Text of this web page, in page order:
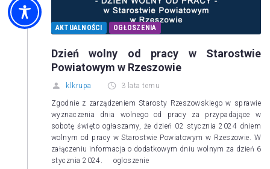
AKTUALNOŚCI OGŁOSZENIA
Dzień wolny od pracy w Starostwie
Powiatowym w Rzeszowie
klkrupa 3 lata temu
Zgodnie z zarządzeniem Starosty Rzeszowskiego w sprawie
wyznaczenia dnia wolnego od pracy za przypadające w
sobotę święto ogłaszamy, że dzień 02 stycznia 2024 dniem
wolnym od pracy w Starostwie Powiatowym w Rzeszowie. W
załączeniu informacja o dodatkowym dniu wolnym za dzień 6
stycznia 2024. ogloszenie